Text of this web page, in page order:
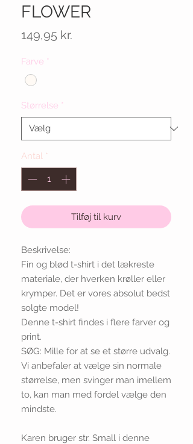
FLOWER
149,95 kr.
Farve *
Størrelse *
Antal *
Tilføj til kurv
Beskrivelse:
Fin og blød t-shirt i det lækreste
materiale, der hverken krøller eller
krymper. Det er vores absolut bedst
solgte model!
Denne t-shirt findes i flere farver og
print.
SØG: Mille for at se et større udvalg.
Vi anbefaler at vælge sin normale
størrelse, men svinger man imellem
to, kan man med fordel vælge den
mindste.
Karen bruger str. Small i denne